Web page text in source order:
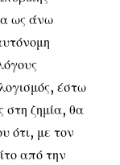
ως άνω
έστω
στη ζημία, θα
ότι, με τον
από την